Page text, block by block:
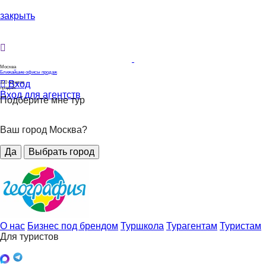
закрыть
Москва
Ближайшие офисы продаж
320 офисов
продаж
Вход
Вход для агентств
Подберите мне тур
Ваш город Москва?
Да Выбрать город
О нас Бизнес под брендом Туршкола Турагентам Туристам
Для туристов